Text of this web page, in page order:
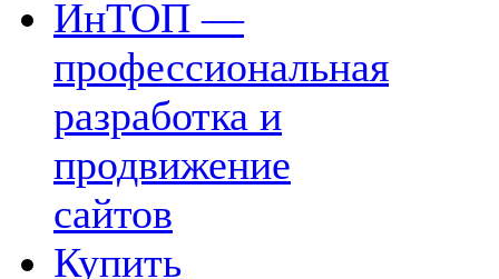
ИнТОП —
профессиональная
разработка и
продвижение
сайтов
Купить